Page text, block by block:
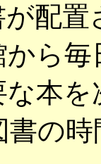
配
ら
本
書の